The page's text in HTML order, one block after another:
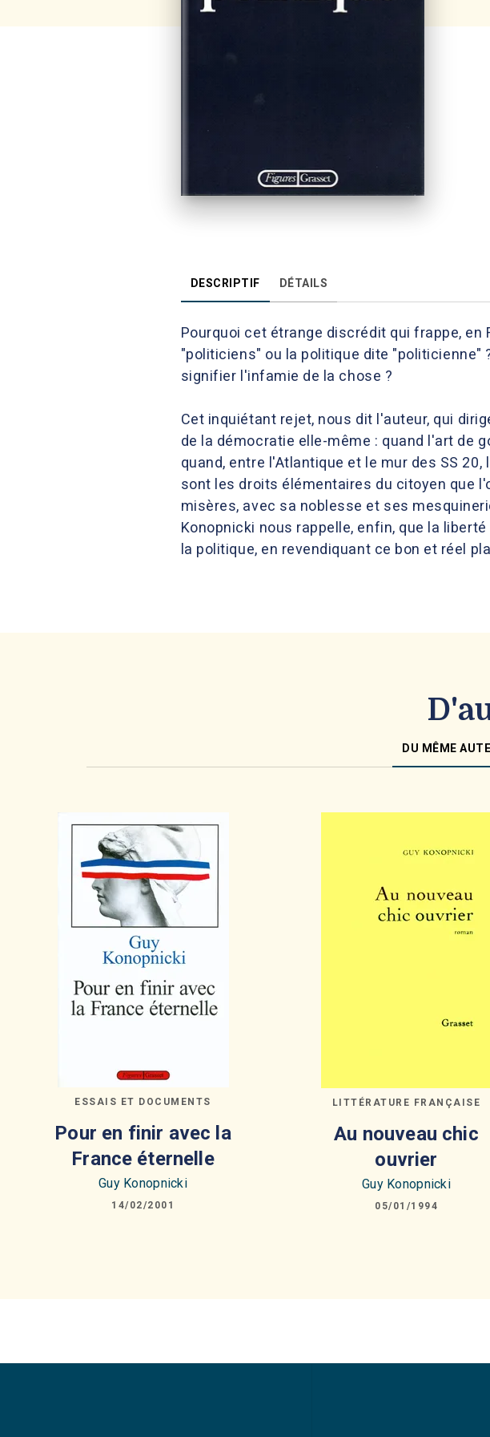
DESCRIPTIF DÉTAILS
Pourquoi cet étrange discrédit qui frappe, en
"politiciens" ou la politique dite "politicienne"
signifier l'infamie de la chose ?
Cet inquiétant rejet, nous dit l'auteur, qui
de la démocratie elle-même : quand l'art de
quand, entre l'Atlantique et le mur des SS
sont les droits élémentaires du citoyen que
misères, avec sa noblesse et ses
Konopnicki nous rappelle, enfin, que la
la politique, en revendiquant ce bon et réel
DU MÊME
ESSAIS ET DOCUMENTS
Pour en finir avec la
France éternelle
Guy Konopnicki
14/02/2001
LITTÉRATURE FRANÇAISE
Au nouveau chic
ouvrier
Guy Konopnicki
05/01/1994